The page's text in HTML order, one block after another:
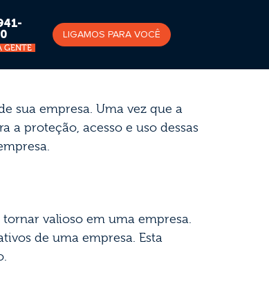
GENTE
LIGAMOS PARA VOCÊ
de
sua empresa. Uma vez que a
a proteção, acesso e uso dessas
valioso em uma empresa.
de uma empresa. Esta